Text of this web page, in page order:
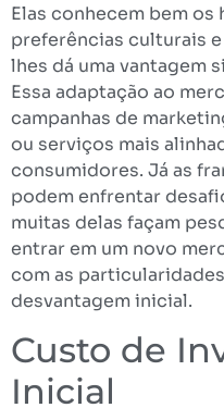
Elas conhecem bem os
preferências culturais
lhes dá uma vantagem
Essa adaptação ao
campanhas de
ou serviços mais
consumidores. Já as
podem enfrentar
muitas delas façam
entrar em um novo
com as
desvantagem inicial.
Custo de
Inicial